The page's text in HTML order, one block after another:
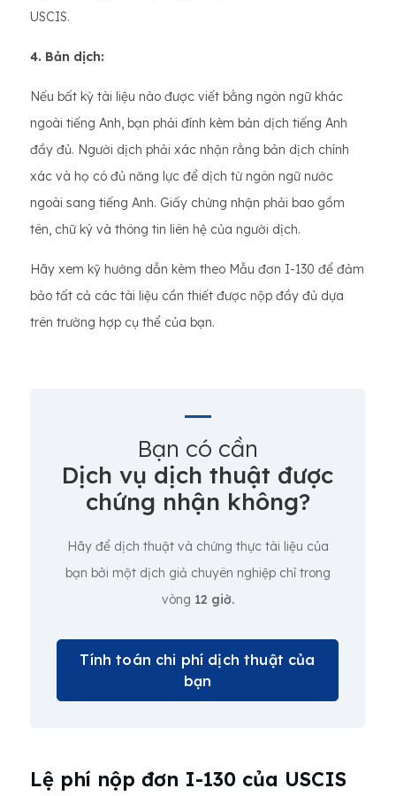
USCIS.
4. Bản dịch:
Nếu bất kỳ tài liệu nào được viết bằng ngôn ngữ khác
ngoài tiếng Anh, bạn phải đính kèm bản dịch tiếng Anh
đầy đủ. Người dịch phải xác nhận rằng bản dịch chính
xác và họ có đủ năng lực để dịch từ ngôn ngữ nước
ngoài sang tiếng Anh. Giấy chứng nhận phải bao gồm
tên, chữ ký và thông tin liên hệ của người dịch.
Hãy xem kỹ hướng dẫn kèm theo Mẫu đơn I-130 để đảm
bảo tất cả các tài liệu cần thiết được nộp đầy đủ dựa
trên trường hợp cụ thể của bạn.
Bạn có cần
Dịch vụ dịch thuật được
chứng nhận không?
Hãy để dịch thuật và chứng thực tài liệu của
bạn bởi một dịch giả chuyên nghiệp chỉ trong
vòng 12 giờ.
Tính toán chi phí dịch thuật của
bạn
Lệ phí nộp đơn I-130 của USCIS